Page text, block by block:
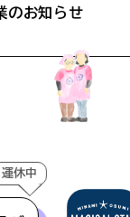
のお知らせ
中